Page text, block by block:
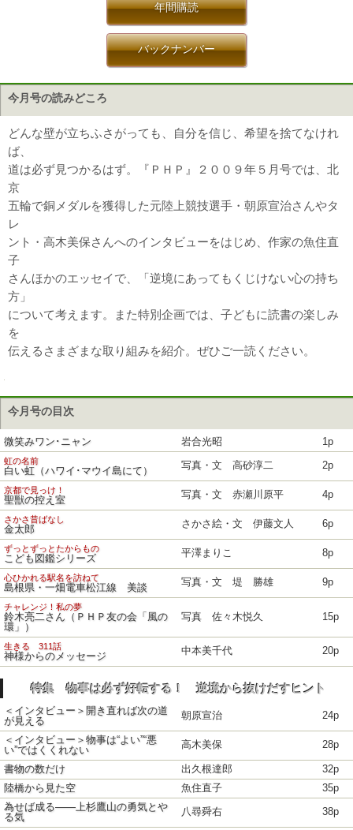
年間購読
バックナンバー
今月号の読みどころ
どんな壁が立ちふさがっても、自分を信じ、希望を捨てなけれ
ば、
道は必ず見つかるはず。『ＰＨＰ』２００９年５月号では、北
京
五輪で銅メダルを獲得した元陸上競技選手・朝原宣治さんやタ
レ
ント・高木美保さんへのインタビューをはじめ、作家の魚住直
子
さんほかのエッセイで、「逆境にあってもくじけない心の持ち
方」
について考えます。また特別企画では、子どもに読書の楽しみ
を
伝えるさまざまな取り組みを紹介。ぜひご一読ください。
今月号の目次
微笑みワン･ニャン 岩合光昭 1p
虹の名前
白い虹（ハワイ･マウイ島にて） 写真・文 高砂淳二 2p
京都で見っけ！
聖獣の控え室 写真・文 赤瀬川原平 4p
さかさ昔ばなし
金太郎 さかさ絵・文 伊藤文人 6p
ずっとずっとたからもの
こども図鑑シリーズ 平澤まりこ 8p
心ひかれる駅名を訪ねて
島根県・一畑電車松江線 美談 写真・文 堤 勝雄 9p
チャレンジ！私の夢
鈴木亮二さん（ＰＨＰ友の会「風の
環」）
写真 佐々木悦久 15p
生きる 311話
神様からのメッセージ 中本美千代 20p
特集 物事は必ず好転する！ 逆境から抜けだすヒント
＜インタビュー＞開き直れば次の道
が見える
朝原宣治 24p
＜インタビュー＞物事は“よい”“悪
い”ではくくれない
高木美保 28p
書物の数だけ 出久根達郎
32p
陸橋から見た空
魚住直子
35p
為せば成る――上杉鷹山の勇気とや
る気
八尋舜右 38p